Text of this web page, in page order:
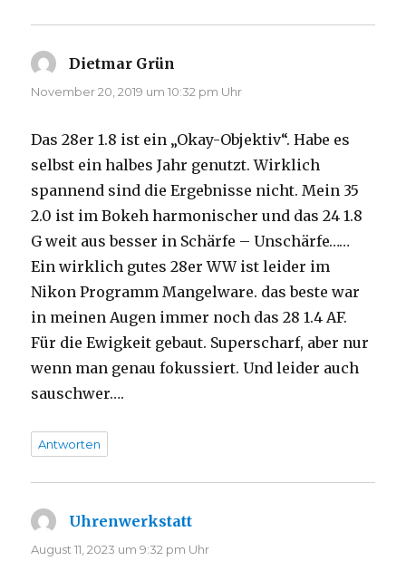
Dietmar Grün
November 20, 2019 um 10:32 pm Uhr
Das 28er 1.8 ist ein „Okay-Objektiv“. Habe es
selbst ein halbes Jahr genutzt. Wirklich
spannend sind die Ergebnisse nicht. Mein 35
2.0 ist im Bokeh harmonischer und das 24 1.8
G weit aus besser in Schärfe – Unschärfe……
Ein wirklich gutes 28er WW ist leider im
Nikon Programm Mangelware. das beste war
in meinen Augen immer noch das 28 1.4 AF.
Für die Ewigkeit gebaut. Superscharf, aber nur
wenn man genau fokussiert. Und leider auch
sauschwer….
Antworten
Uhrenwerkstatt
August 11, 2023 um 9:32 pm Uhr